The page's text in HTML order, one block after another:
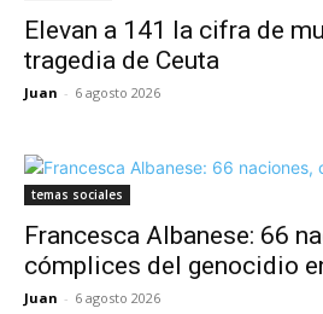
Elevan a 141 la cifra de
tragedia de Ceuta
Juan - 6 agosto 2026
temas sociales
Francesca Albanese: 66
cómplices del genocidio
Juan - 6 agosto 2026